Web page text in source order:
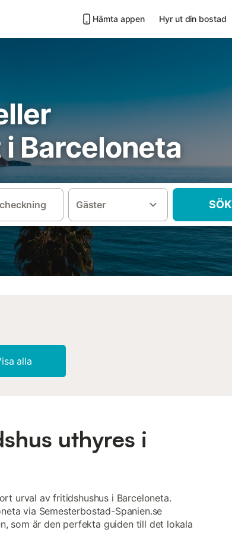
Hämta appen Hyr ut din bostad
Barceloneta
Gäster SÖK
alla
uthyres i
urval av fritidshushus i Barceloneta.
via Semesterbostad-Spanien.se
som är den perfekta guiden till det lokala